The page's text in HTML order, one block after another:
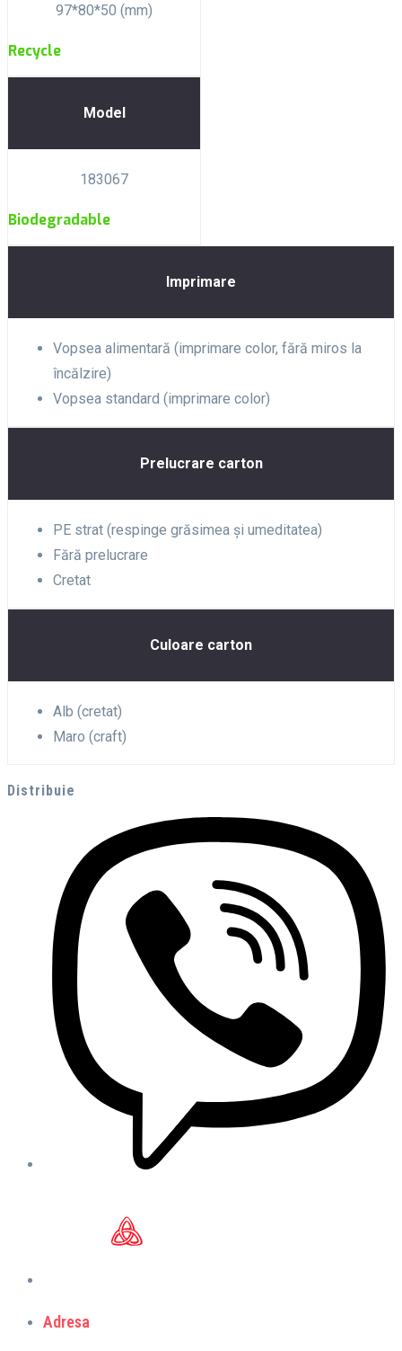
97*80*50 (mm)
Recycle
Model
183067
Biodegradable
Imprimare
Vopsea alimentară (imprimare color, fără miros la
încălzire)
Vopsea standard (imprimare color)
Prelucrare carton
PE strat (respinge grăsimea și umeditatea)
Fără prelucrare
Cretat
Culoare carton
Alb (cretat)
Maro (craft)
Distribuie
Adresa